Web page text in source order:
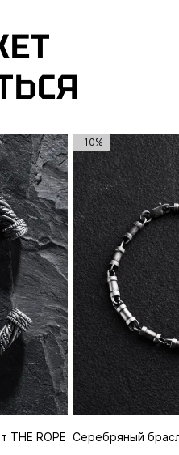
THE ROPE
-10%
Серебряный